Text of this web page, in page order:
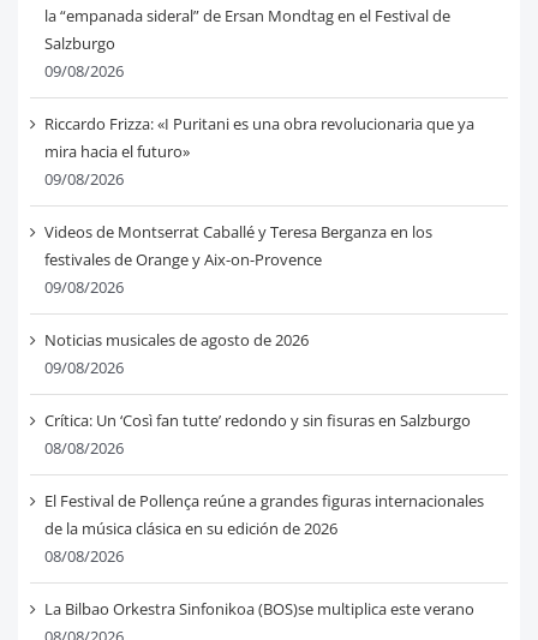
la “empanada sideral” de Ersan Mondtag en el Festival de
Salzburgo
09/08/2026
Riccardo Frizza: «I Puritani es una obra revolucionaria que ya
mira hacia el futuro»
09/08/2026
Videos de Montserrat Caballé y Teresa Berganza en los
festivales de Orange y Aix-on-Provence
09/08/2026
Noticias musicales de agosto de 2026
09/08/2026
Crítica: Un ‘Così fan tutte’ redondo y sin fisuras en Salzburgo
08/08/2026
El Festival de Pollença reúne a grandes figuras internacionales
de la música clásica en su edición de 2026
08/08/2026
La Bilbao Orkestra Sinfonikoa (BOS)se multiplica este verano